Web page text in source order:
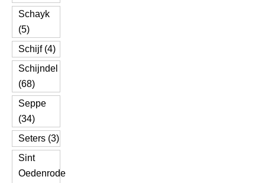
Schayk
(5)
Schijf (4)
Schijndel
(68)
Seppe
(34)
Seters (3)
Sint
Oedenrode